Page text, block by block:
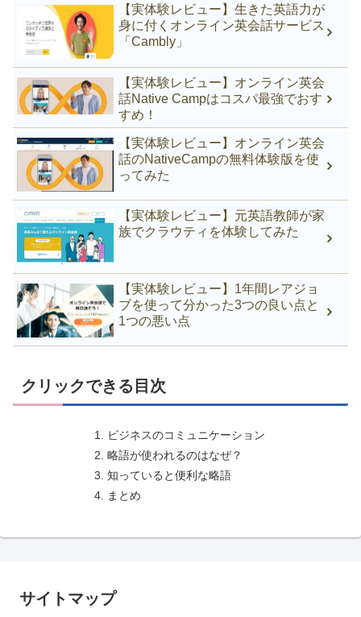
【実体験レビュー】生きた英語力が
身に付くオンライン英会話サービス
「Cambly」
【実体験レビュー】オンライン英会
話Native Campはコスパ最強でおす
すめ！
【実体験レビュー】オンライン英会
話のNativeCampの無料体験版を使
ってみた
【実体験レビュー】元英語教師が家
族でクラウティを体験してみた
【実体験レビュー】1年間レアジョ
ブを使って分かった3つの良い点と
1つの悪い点
クリックできる目次
ビジネスのコミュニケーション
略語が使われるのはなぜ？
知っていると便利な略語
まとめ
サイトマップ